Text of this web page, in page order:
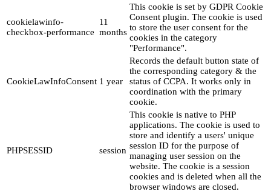
cookielawinfo-
checkbox-performance
11
months
This cookie is set by GDPR Cookie
Consent plugin. The cookie is used
to store the user consent for the
cookies in the category
"Performance".
CookieLawInfoConsent 1 year
Records the default button state of
the corresponding category & the
status of CCPA. It works only in
coordination with the primary
cookie.
PHPSESSID session
This cookie is native to PHP
applications. The cookie is used to
store and identify a users' unique
session ID for the purpose of
managing user session on the
website. The cookie is a session
cookies and is deleted when all the
browser windows are closed.